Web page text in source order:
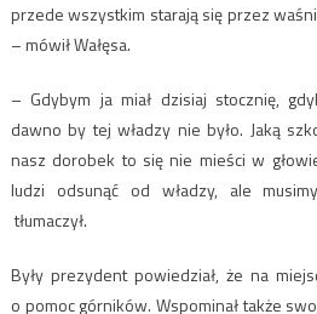
przede wszystkim starają się przez
– mówił Wałęsa.
– Gdybym ja miał dzisiaj stocznię,
dawno by tej władzy nie było. Jaką
nasz dorobek to się nie mieści w
ludzi odsunąć od władzy, ale
tłumaczył.
Były prezydent powiedział, że na
o pomoc górników. Wspominał także